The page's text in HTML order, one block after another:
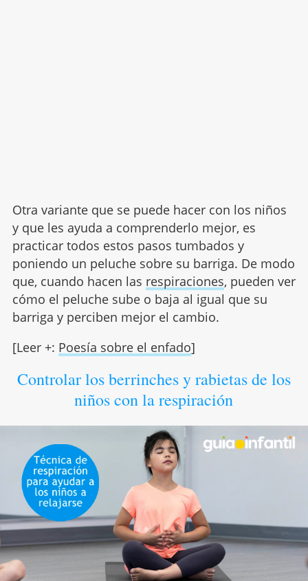
Otra variante que se puede hacer con los niños
y que les ayuda a comprenderlo mejor, es
practicar todos estos pasos tumbados y
poniendo un peluche sobre su barriga. De modo
que, cuando hacen las respiraciones, pueden ver
cómo el peluche sube o baja al igual que su
barriga y perciben mejor el cambio.
[Leer +: Poesía sobre el enfado]
Controlar los berrinches y rabietas de los
niños con la respiración